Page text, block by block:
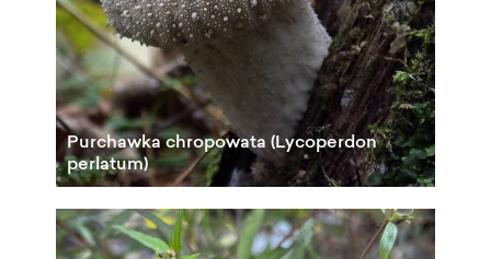
Purchawka chropowata (Lycoperdon
perlatum)